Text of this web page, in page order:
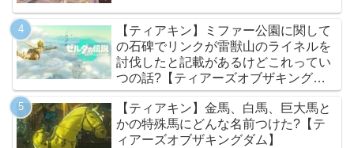
【ティアキン】ミファー公園に関して
の石碑でリンクが雷獣山のライネルを
討伐したと記載があるけどこれってい
つの話?【ティアーズオブザキングダ
ム】
【ティアキン】金馬、白馬、巨大馬と
かの特殊馬にどんな名前つけた?【テ
ィアーズオブザキングダム】